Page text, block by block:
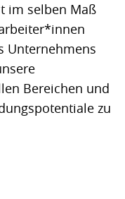
im selben Maß
Unternehmens
Bereichen und
zu